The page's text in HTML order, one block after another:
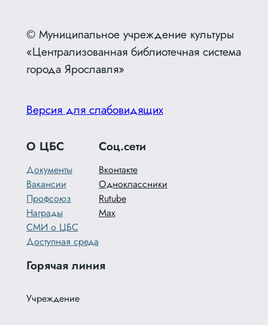
© Муниципальное учреждение культуры
«Централизованная библиотечная система
города Ярославля»
Версия для слабовидящих
О ЦБС
Документы
Вакансии
Профсоюз
Награды
СМИ о ЦБС
Доступная среда
Соц.сети
Вконтакте
Одноклассники
Rutube
Max
Горячая линия
Учреждение